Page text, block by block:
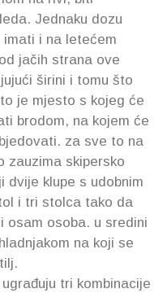
Jednaku dozu
i na letećem
jačih strana ove
širini i tomu što
je mjesto s kojeg će
brodom, na kojem će
za sve to na
zauzima skipersko
dvije klupe s udobnim
i tri stolca tako da
osam osoba. u sredini
na koji se
tri kombinacije